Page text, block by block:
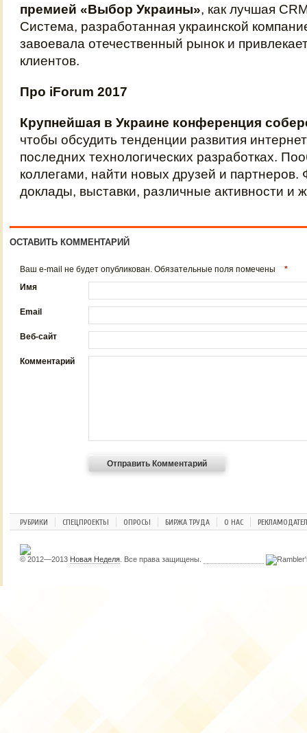
премией «Выбор Украины», как лучшая
Система, разработанная украинской
завоевала отечественный рынок и
клиентов.
Про iForum 2017
Крупнейшая в Украине конференция
чтобы обсудить тенденции развития
последних технологических разработках.
коллегами, найти новых друзей и
доклады, выставки, различные активности и
ОСТАВИТЬ КОММЕНТАРИЙ
Ваш e-mail не будет опубликован. Обязательные поля помечены
*
Имя
Email
Веб-сайт
Комментарий
РУБРИКИ СПЕЦПРОЕКТЫ ОПРОСЫ БИРЖА ТРУДА О НАС
© 2012—2013 Новая Неделя . Все права защищены.